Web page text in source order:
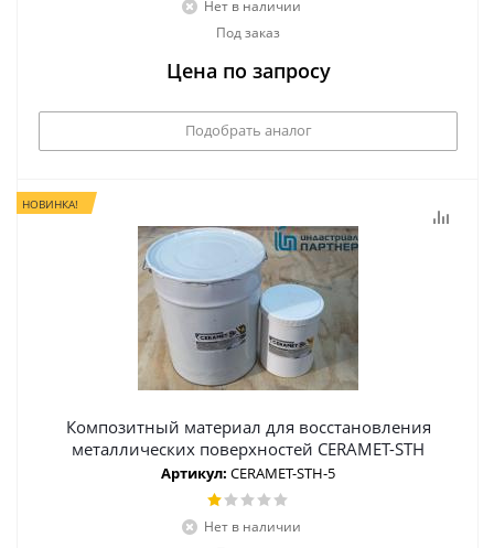
Нет в наличии
Под заказ
Цена по запросу
Подобрать аналог
НОВИНКА!
Композитный материал для восстановления
металлических поверхностей CERAMET-STH
Артикул: CERAMET-STH-5
Нет в наличии